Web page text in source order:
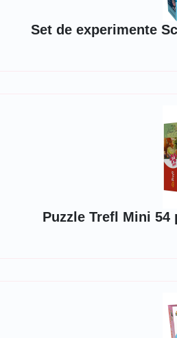
Set de experimente
Puzzle Trefl Mini